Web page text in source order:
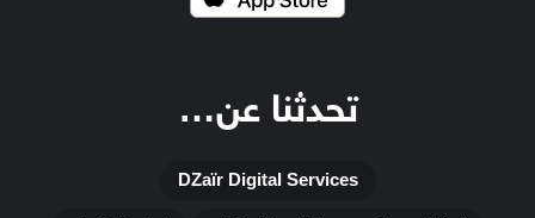
تحدثنا عن…
DZaïr Digital Services